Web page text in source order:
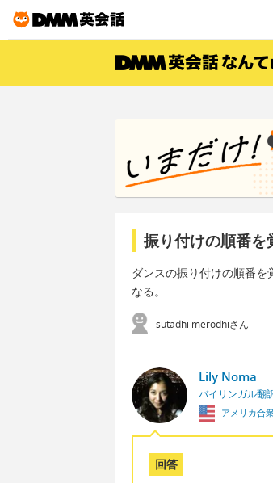
振り付けの順番を
ダンスの振り付けの順番
なる。
sutadhi merodhiさん
Lily Noma
バイリンガル翻
アメリカ合
回答